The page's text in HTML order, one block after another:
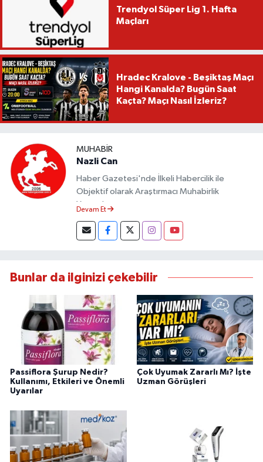
Trendyol Süper Lig 1. Hafta
Maçları
Hradec Kralove - Beşiktaş Maçı
Hangi Kanalda? Bugün Saat
Kaçta? Maçı Nasıl İzleriz?
MUHABIR
Nazli Can
Haber Gazetesi'nde İlkeli Habercilik ile
Objektif olarak Araştırmacı Muhabirlik
Yapmaktayım.
Devam Et
Bunlar da ilginizi çekebilir
Passiflora Şurup Nedir?
Kullanımı, Etkileri ve Önemli
Uyarılar
Çok Uyumak Zararlı Mı? İşte
Uzman Görüşleri